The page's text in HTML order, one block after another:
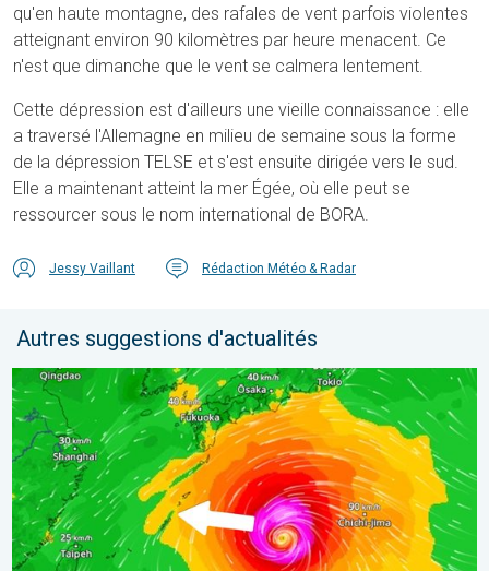
qu'en haute montagne, des rafales de vent parfois violentes
atteignant environ 90 kilomètres par heure menacent. Ce
n'est que dimanche que le vent se calmera lentement.
Cette dépression est d'ailleurs une vieille connaissance : elle
a traversé l'Allemagne en milieu de semaine sous la forme
de la dépression TELSE et s'est ensuite dirigée vers le sud.
Elle a maintenant atteint la mer Égée, où elle peut se
ressourcer sous le nom international de BORA.
Jessy Vaillant Rédaction Météo & Radar
Autres suggestions d'actualités
Le Japon prépare l'arrivée d'un typhon. Glissements de